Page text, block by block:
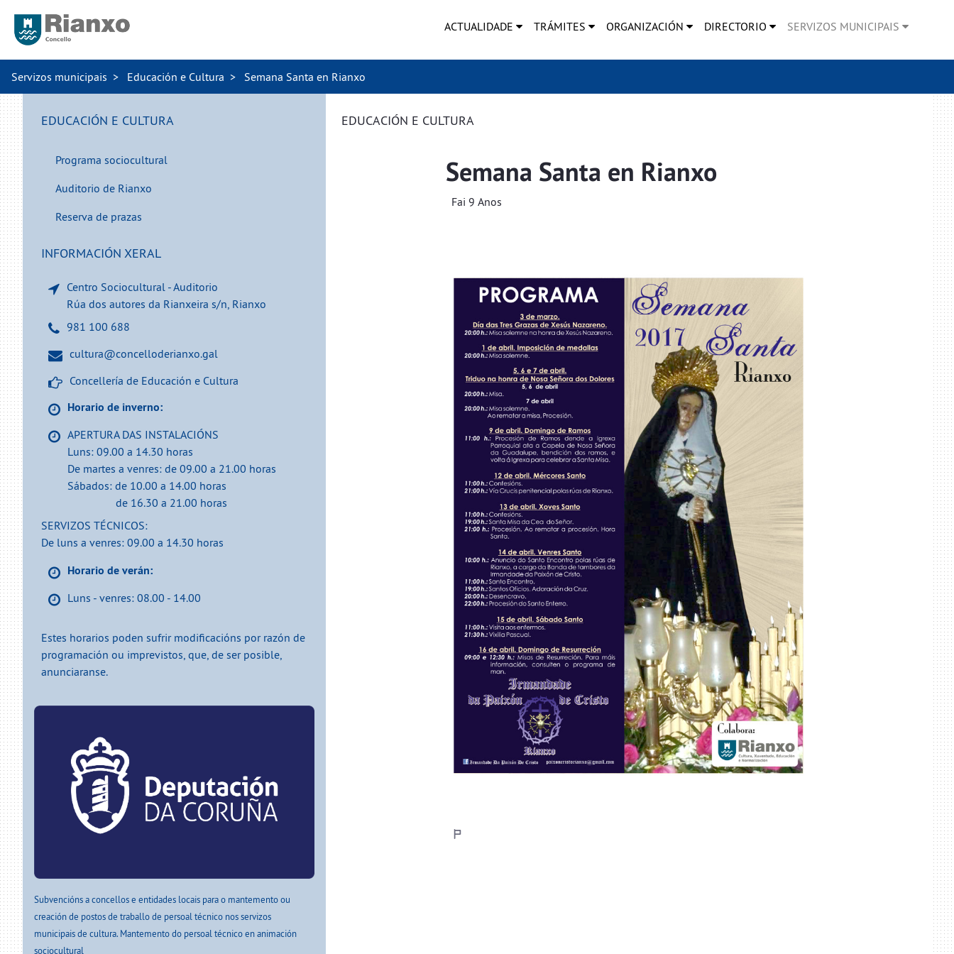
ACTUALIDADE TRÁMITES ORGANIZACIÓN DIRECTORIO SERVIZOS MUNICIPAIS
Servizos municipais Educación e Cultura Semana Santa en Rianxo
EDUCACIÓN E CULTURA
Programa sociocultural
Auditorio de Rianxo
Reserva de prazas
INFORMACIÓN XERAL
Centro Sociocultural - Auditorio
Rúa dos autores da Rianxeira s/n, Rianxo
981 100 688
cultura@concelloderianxo.gal
Concellería de Educación e Cultura
Horario de inverno:
APERTURA DAS INSTALACIÓNS
Luns: 09.00 a 14.30 horas
De martes a venres: de 09.00 a 21.00 horas
Sábados: de 10.00 a 14.00 horas
de 16.30 a 21.00 horas
SERVIZOS TÉCNICOS:
De luns a venres: 09.00 a 14.30 horas
Horario de verán:
Luns - venres: 08.00 - 14.00
Estes horarios poden sufrir modificacións por razón de
programación ou imprevistos, que, de ser posible,
anunciaranse.
Subvencións a concellos e entidades locais para o mantemento ou
creación de postos de traballo de persoal técnico nos servizos
municipais de cultura. Mantemento do persoal técnico en animación
sociocultural
EDUCACIÓN E CULTURA
Semana Santa en Rianxo
Fai 9 Anos